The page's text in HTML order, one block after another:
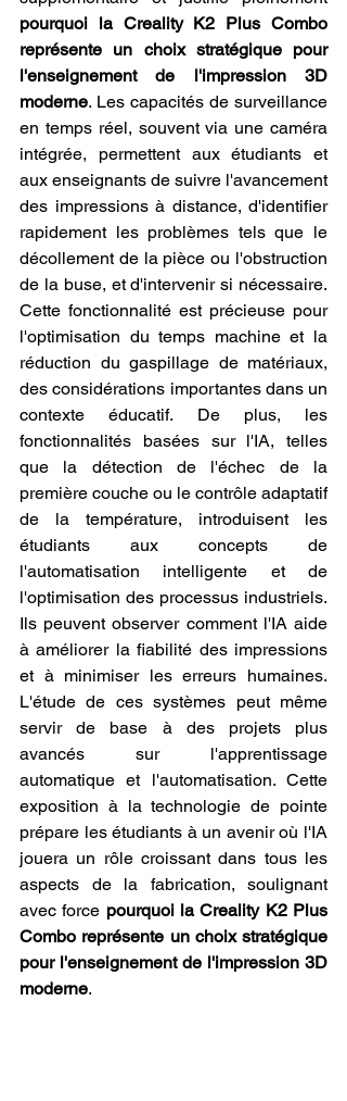
pourquoi la Creality K2 Plus Combo
représente un choix stratégique pour
l'enseignement de l'impression 3D
moderne. Les capacités de surveillance
en temps réel, souvent via une caméra
intégrée, permettent aux étudiants et
aux enseignants de suivre l'avancement
des impressions à distance, d'identifier
rapidement les problèmes tels que le
décollement de la pièce ou l'obstruction
de la buse, et d'intervenir si nécessaire.
Cette fonctionnalité est précieuse pour
l'optimisation du temps machine et la
réduction du gaspillage de matériaux,
des considérations importantes dans un
contexte éducatif. De plus, les
fonctionnalités basées sur l'IA, telles
que la détection de l'échec de la
première couche ou le contrôle adaptatif
de la température, introduisent les
étudiants aux concepts de
l'automatisation intelligente et de
l'optimisation des processus industriels.
Ils peuvent observer comment l'IA aide
à améliorer la fiabilité des impressions
et à minimiser les erreurs humaines.
L'étude de ces systèmes peut même
servir de base à des projets plus
avancés sur l'apprentissage
automatique et l'automatisation. Cette
exposition à la technologie de pointe
prépare les étudiants à un avenir où l'IA
jouera un rôle croissant dans tous les
aspects de la fabrication, soulignant
avec force pourquoi la Creality K2 Plus
Combo représente un choix stratégique
pour l'enseignement de l'impression 3D
moderne.